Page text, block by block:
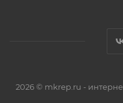
2026 © mkrep.ru -